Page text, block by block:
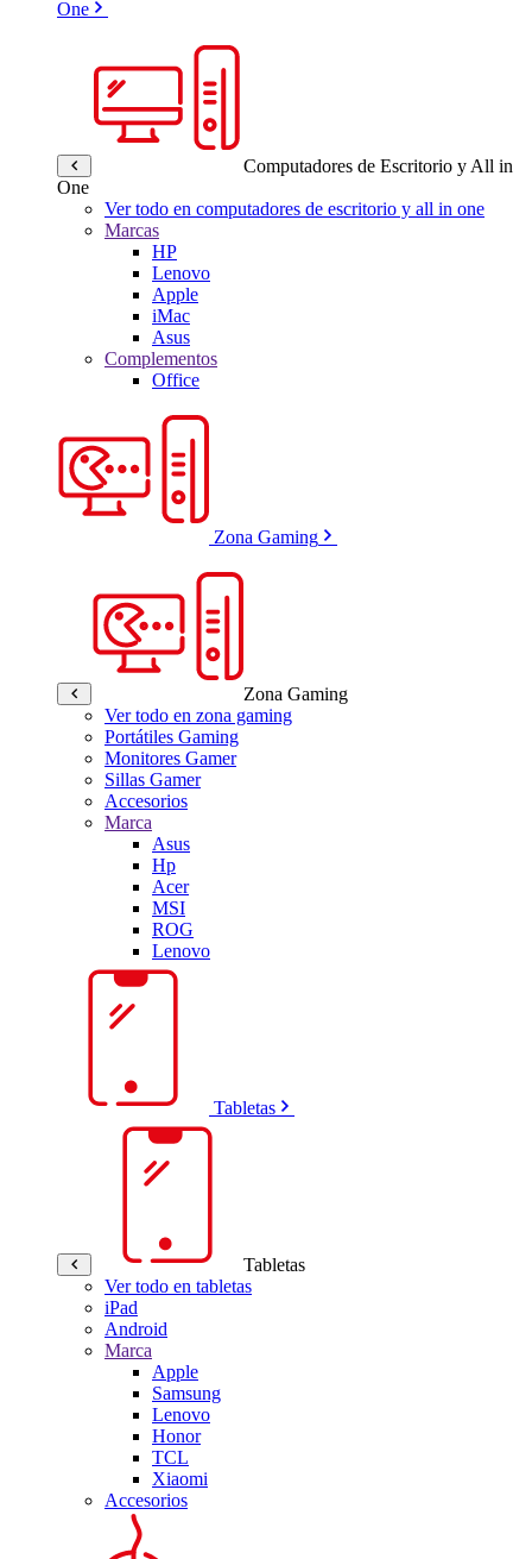
One
Computadores de Escritorio y All in
One
Ver todo en computadores de escritorio y all in one
Marcas
HP
Lenovo
Apple
iMac
Asus
Complementos
Office
Zona Gaming
Zona Gaming
Ver todo en zona gaming
Portátiles Gaming
Monitores Gamer
Sillas Gamer
Accesorios
Marca
Asus
Hp
Acer
MSI
ROG
Lenovo
Tabletas
Tabletas
Ver todo en tabletas
iPad
Android
Marca
Apple
Samsung
Lenovo
Honor
TCL
Xiaomi
Accesorios